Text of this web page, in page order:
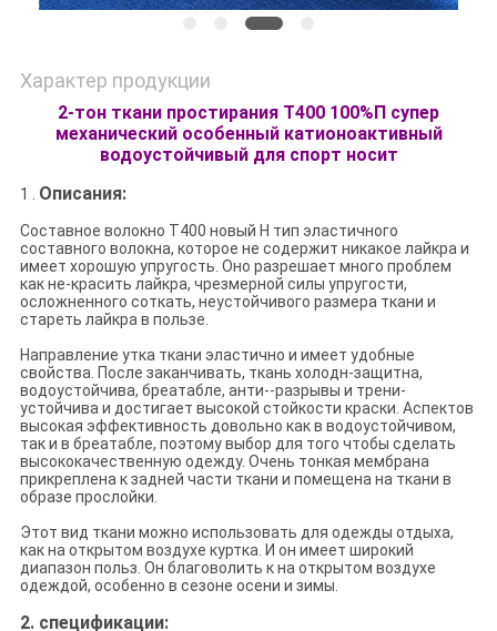
Характер продукции
2-тон ткани простирания Т400 100%П супер
механический особенный катионоактивный
водоустойчивый для спорт носит
1 . Описания:
Составное волокно Т400 новый Н тип эластичного
составного волокна, которое не содержит никакое лайкра и
имеет хорошую упругость. Оно разрешает много проблем
как не-красить лайкра, чрезмерной силы упругости,
осложненного соткать, неустойчивого размера ткани и
стареть лайкра в пользе.
Направление утка ткани эластично и имеет удобные
свойства. После заканчивать, ткань холодн-защитна,
водоустойчива, бреатабле, анти--разрывы и трени-
устойчива и достигает высокой стойкости краски. Аспектов
высокая эффективность довольно как в водоустойчивом,
так и в бреатабле, поэтому выбор для того чтобы сделать
высококачественную одежду. Очень тонкая мембрана
прикреплена к задней части ткани и помещена на ткани в
образе прослойки.
Этот вид ткани можно использовать для одежды отдыха,
как на открытом воздухе куртка. И он имеет широкий
диапазон польз. Он благоволить к на открытом воздухе
одеждой, особенно в сезоне осени и зимы.
2. спецификации: